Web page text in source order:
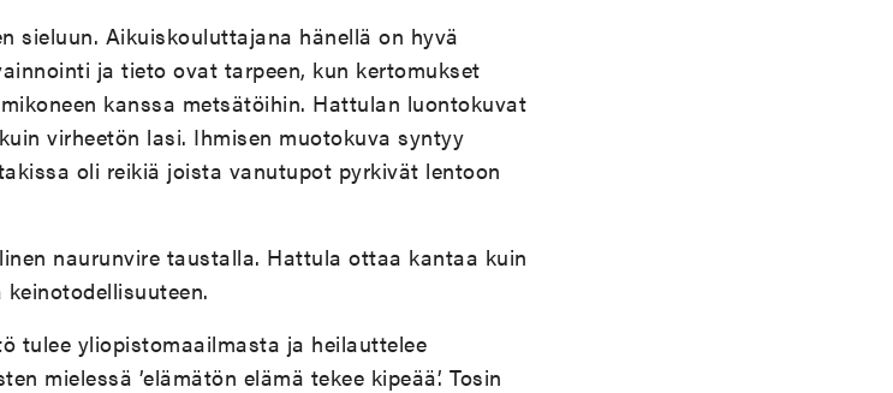
sieluun. Aikuiskouluttajana hänellä on hyvä
ja tieto ovat tarpeen, kun kertomukset
kanssa metsätöihin. Hattulan luontokuvat
virheetön lasi. Ihmisen muotokuva syntyy
oli reikiä joista vanutupot pyrkivät lentoon
naurunvire taustalla. Hattula ottaa kantaa kuin
tulee yliopistomaailmasta ja heilauttelee
mielessä ’elämätön elämä tekee kipeää’. Tosin